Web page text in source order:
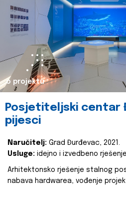
o projektu
Posjetiteljski centar
pijesci
Naručitelj: Grad Đurđevac, 2021.
Usluge: idejno i izvedbeno
Arhitektonsko rješenje stalnog
nabava hardwarea, vođenje